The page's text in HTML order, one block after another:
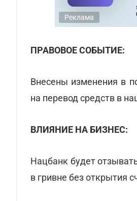
Реклама
ПРАВОВОЕ СОБЫТИЕ:
Внесены изменения в
на перевод средств в
ВЛИЯНИЕ НА БИЗНЕС:
Нацбанк будет
в гривне без открытия